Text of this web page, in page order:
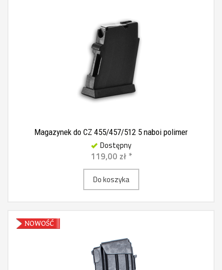
Magazynek do CZ 455/457/512 5 naboi polimer
Dostępny
119,00 zł *
Do koszyka